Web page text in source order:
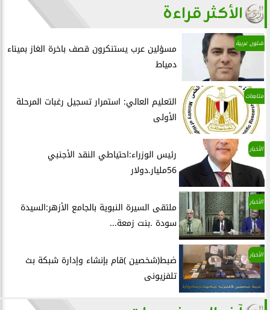
الأكثر قراءة
شئون عربية
مسؤلين عرب يستنكرون قصف باخرة الغاز بميناء
دمياط
متابعات
التعليم العالي: استمرار تسجيل رغبات المرحلة
الأولى
الأخبار
رئيس الوزراء:احتياطي النقد الأجنبي
56مليار.دولار
الأخبار
ملتقى السيرة النبوية بالجامع الأزهر:السيدة
سودة .بنت زمعة...
الأخبار
ضبط(شخصين )قام بإنشاء وإدارة شبكة بث
تلفزيونى